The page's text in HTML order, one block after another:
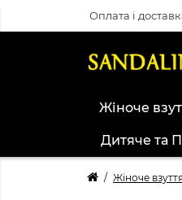
Оплата і
Жіноче
Дитяче та
Жіноче взуття